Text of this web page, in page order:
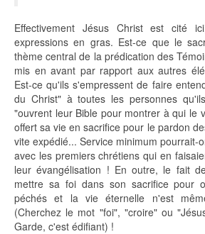
Effectivement Jésus Christ est cité
expressions en gras. Est-ce que le
thème central de la prédication des
mis en avant par rapport aux autres
Est-ce qu'ils s'empressent de faire
du Christ" à toutes les personnes
"ouvrent leur Bible pour montrer à qui le
offert sa vie en sacrifice pour le pardon
vite expédié... Service minimum pourrait-
avec les premiers chrétiens qui en
leur évangélisation ! En outre, le fait
mettre sa foi dans son sacrifice pour
péchés et la vie éternelle n'est
(Cherchez le mot "foi", "croire" ou
Garde, c'est édifiant) !